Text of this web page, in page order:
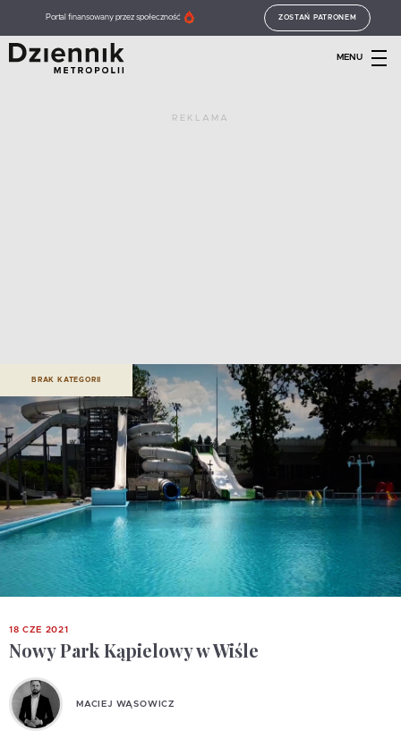
Portal finansowany przez społeczność ZOSTAŃ PATRONEM
MENU
REKLAMA
BRAK KATEGORII
18 CZE 2021
Nowy Park Kąpielowy w Wiśle
MACIEJ WĄSOWICZ